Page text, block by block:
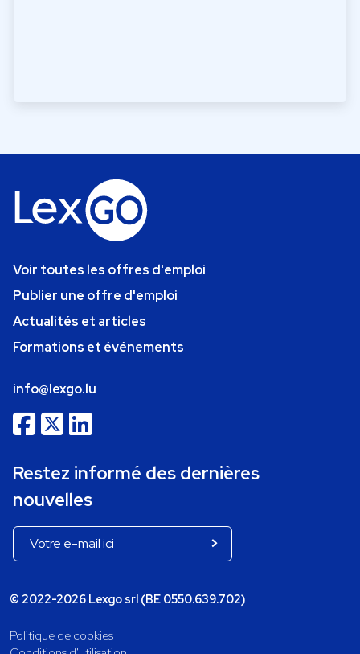
Voir toutes les offres d'emploi
Publier une offre d'emploi
Actualités et articles
Formations et événements
info@lexgo.lu
Restez informé des dernières
nouvelles
© 2022-2026 Lexgo srl (BE 0550.639.702)
Politique de cookies